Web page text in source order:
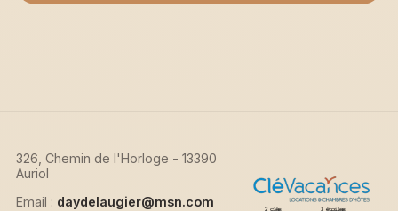
326, Chemin de l'Horloge - 13390
Auriol
Email : daydelaugier@msn.com